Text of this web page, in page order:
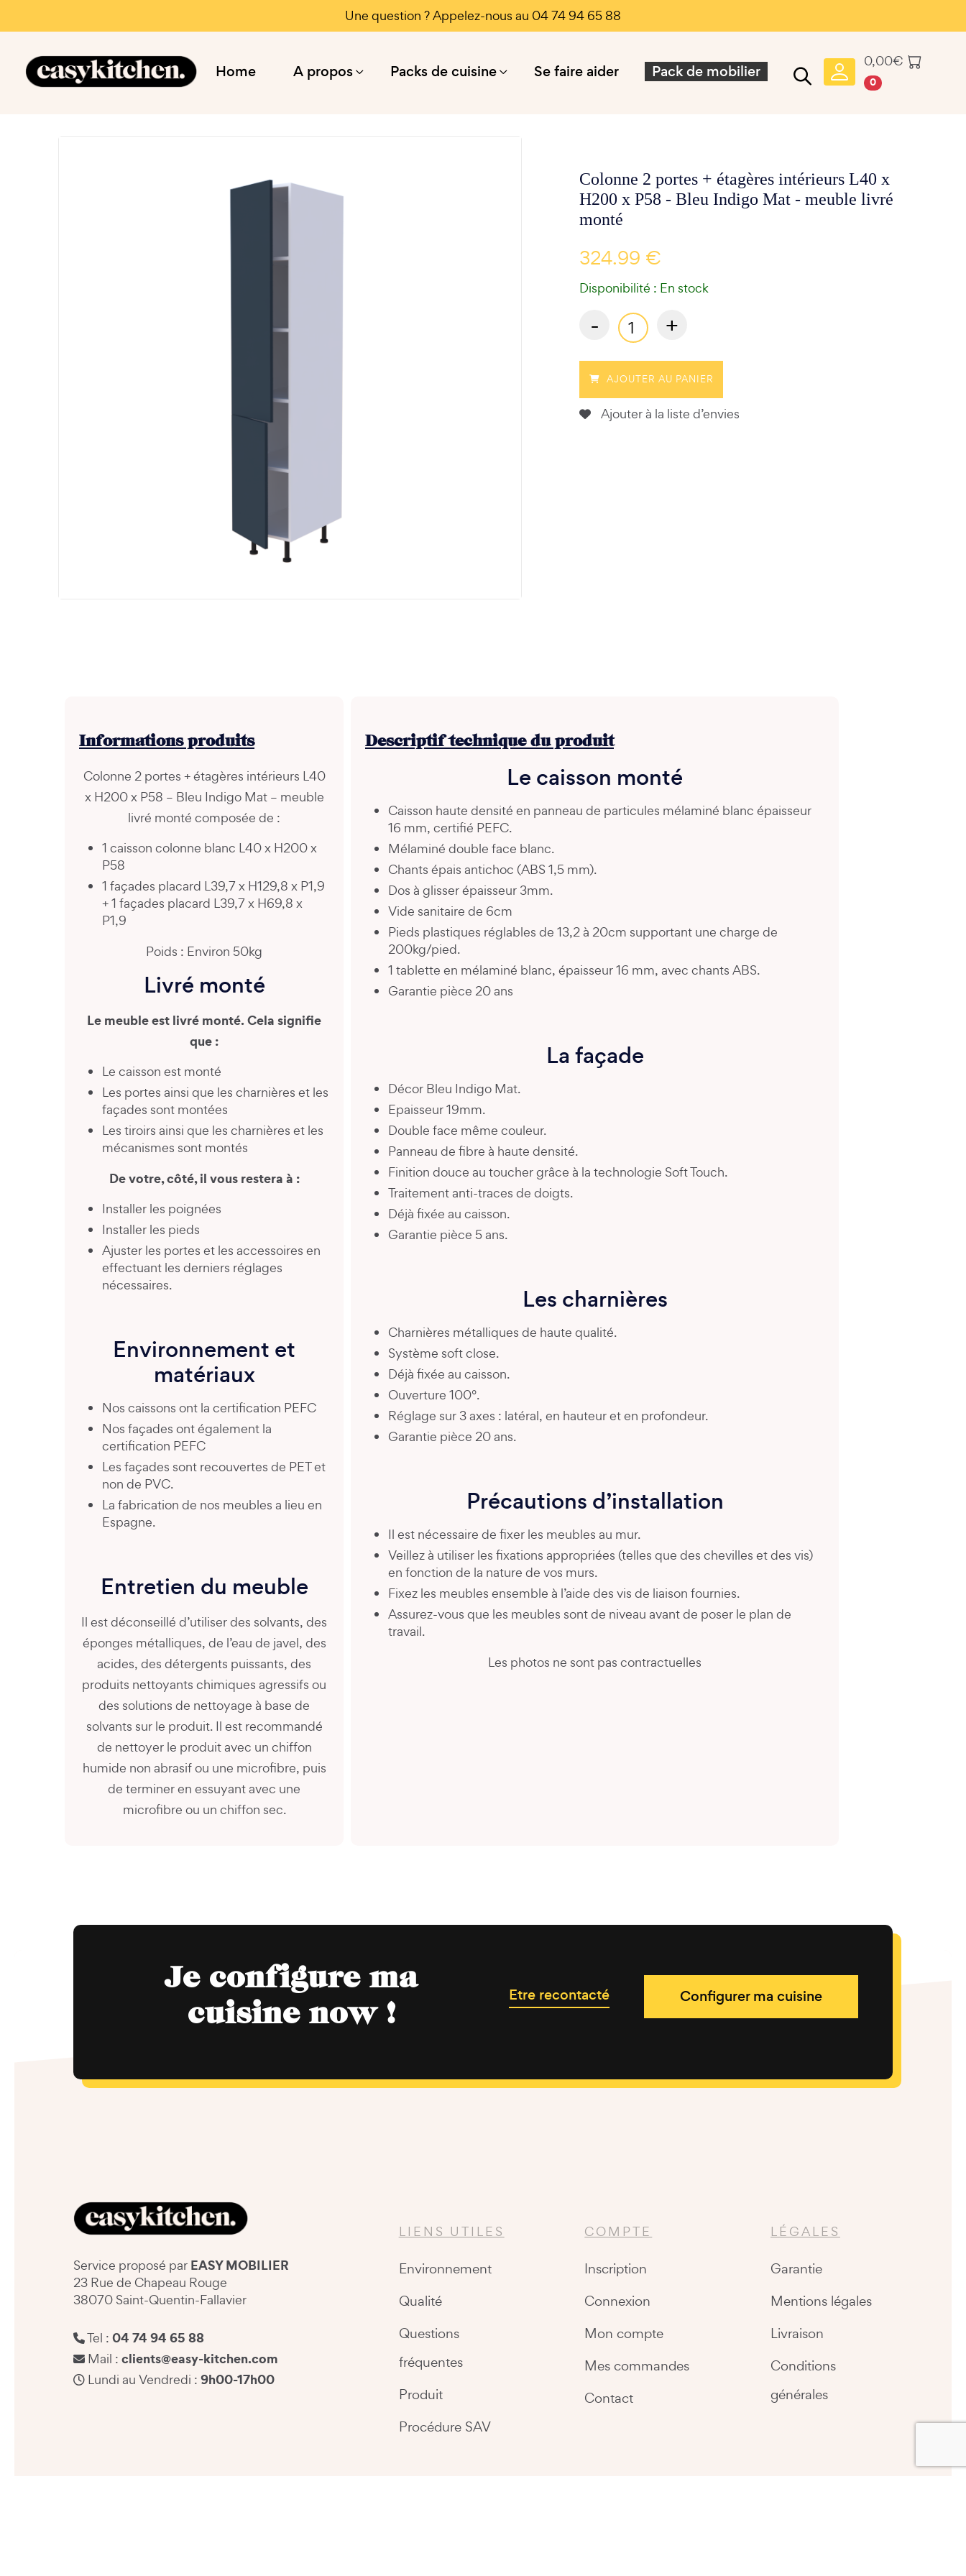
Une question ? Appelez-nous au 04 74 94 65 88
0,00€
0
Home A propos Packs de cuisine Se faire aider Pack de mobilier
Colonne 2 portes + étagères intérieurs L40 x
H200 x P58 - Bleu Indigo Mat - meuble livré
monté
324.99 €
Disponibilité : En stock
- +
AJOUTER AU PANIER
Ajouter à la liste d’envies
Informationsproduits
Colonne 2 portes + étagères intérieurs L40
x H200 x P58 – Bleu Indigo Mat – meuble
livré monté composée de :
1 caisson colonne blanc L40 x H200 x
P58
1 façades placard L39,7 x H129,8 x P1,9
+ 1 façades placard L39,7 x H69,8 x
P1,9
Poids : Environ 50kg
Livré monté
Le meuble est livré monté. Cela signifie
que :
Le caisson est monté
Les portes ainsi que les charnières et les
façades sont montées
Les tiroirs ainsi que les charnières et les
mécanismes sont montés
De votre, côté, il vous restera à :
Installer les poignées
Installer les pieds
Ajuster les portes et les accessoires en
effectuant les derniers réglages
nécessaires.
Environnement et
matériaux
Nos caissons ont la certification PEFC
Nos façades ont également la
certification PEFC
Les façades sont recouvertes de PET et
non de PVC.
La fabrication de nos meubles a lieu en
Espagne.
Entretien du meuble
Il est déconseillé d’utiliser des solvants, des
éponges métalliques, de l’eau de javel, des
acides, des détergents puissants, des
produits nettoyants chimiques agressifs ou
des solutions de nettoyage à base de
solvants sur le produit. Il est recommandé
de nettoyer le produit avec un chiffon
humide non abrasif ou une microfibre, puis
de terminer en essuyant avec une
microfibre ou un chiffon sec.
Descriptif technique du produit
Le caisson monté
Caisson haute densité en panneau de particules mélaminé blanc épaisseur
16 mm, certifié PEFC.
Mélaminé double face blanc.
Chants épais antichoc (ABS 1,5 mm).
Dos à glisser épaisseur 3mm.
Vide sanitaire de 6cm
Pieds plastiques réglables de 13,2 à 20cm supportant une charge de
200kg/pied.
1 tablette en mélaminé blanc, épaisseur 16 mm, avec chants ABS.
Garantie pièce 20 ans
La façade
Décor Bleu Indigo Mat.
Epaisseur 19mm.
Double face même couleur.
Panneau de fibre à haute densité.
Finition douce au toucher grâce à la technologie Soft Touch.
Traitement anti-traces de doigts.
Déjà fixée au caisson.
Garantie pièce 5 ans.
Les charnières
Charnières métalliques de haute qualité.
Système soft close.
Déjà fixée au caisson.
Ouverture 100°.
Réglage sur 3 axes : latéral, en hauteur et en profondeur.
Garantie pièce 20 ans.
Précautions d’installation
Il est nécessaire de fixer les meubles au mur.
Veillez à utiliser les fixations appropriées (telles que des chevilles et des vis)
en fonction de la nature de vos murs.
Fixez les meubles ensemble à l’aide des vis de liaison fournies.
Assurez-vous que les meubles sont de niveau avant de poser le plan de
travail.
Les photos ne sont pas contractuelles
Je configure ma
cuisine now !
Etre recontacté Configurer ma cuisine
Service proposé par EASY MOBILIER
23 Rue de Chapeau Rouge
38070 Saint-Quentin-Fallavier
Tel : 04 74 94 65 88
Mail : clients@easy-kitchen.com
Lundi au Vendredi : 9h00-17h00
LIENS UTILES
Environnement
Qualité
Questions
fréquentes
Produit
Procédure SAV
COMPTE
Inscription
Connexion
Mon compte
Mes commandes
Contact
LÉGALES
Garantie
Mentions légales
Livraison
Conditions
générales